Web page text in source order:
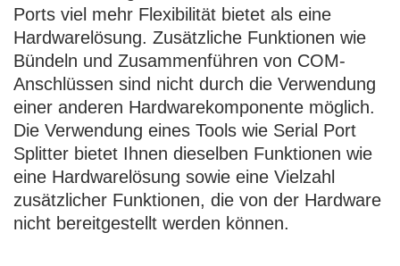
Ports viel mehr Flexibilität bietet als eine
Hardwarelösung. Zusätzliche Funktionen wie
Bündeln und Zusammenführen von COM-
Anschlüssen sind nicht durch die Verwendung
einer anderen Hardwarekomponente möglich.
Die Verwendung eines Tools wie Serial Port
Splitter bietet Ihnen dieselben Funktionen wie
eine Hardwarelösung sowie eine Vielzahl
zusätzlicher Funktionen, die von der Hardware
nicht bereitgestellt werden können.